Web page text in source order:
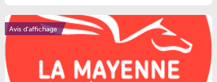
Avis d'affichage